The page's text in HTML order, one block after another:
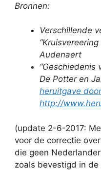
Bronnen:
Verschillende
Audenaert
“Geschiedenis
De Potter en
heruitgave door
http://
(update 2-6-2017:
voor de correctie
die geen
zoals bevestigd in